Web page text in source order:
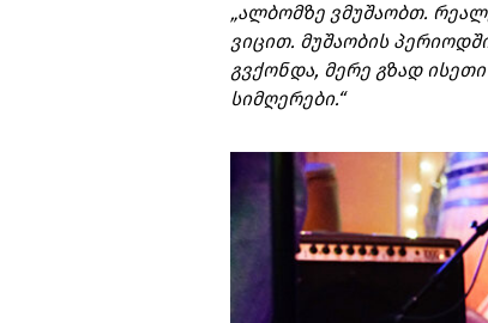
„ალბომზე ვმუშაობთ.
ვიცით. მუშაობის
გვქონდა, მერე გზად
სიმღერები.“